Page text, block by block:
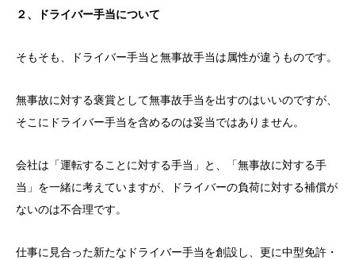
２、ドライバー手当について
そもそも、ドライバー手当と無事故手当は属性が違うものです。
無事故に対する褒賞として無事故手当を出すのはいいのですが、
そこにドライバー手当を含めるのは妥当ではありません。
会社は「運転することに対する手当」と、「無事故に対する手
当」を一緒に考えていますが、ドライバーの負荷に対する補償が
ないのは不合理です。
仕事に見合った新たなドライバー手当を創設し、更に中型免許・